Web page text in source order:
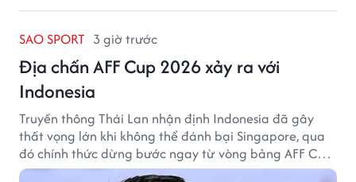
SAO SPORT 3 giờ trước
Địa chấn AFF Cup 2026 xảy ra với
Indonesia
Truyền thông Thái Lan nhận định Indonesia đã gây
thất vọng lớn khi không thể đánh bại Singapore, qua
đó chính thức dừng bước ngay từ vòng bảng AFF Cup
2026.